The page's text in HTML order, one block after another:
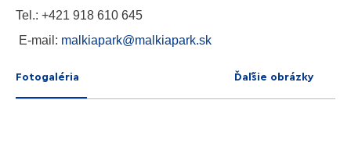
Tel.: +421 918 610 645
E-mail: malkiapark@malkiapark.sk
Fotogaléria Ďaľšie obrázky